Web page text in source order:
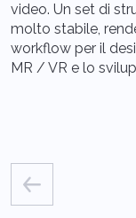
video. Un set di
molto stabile,
workflow per il
MR / VR e lo